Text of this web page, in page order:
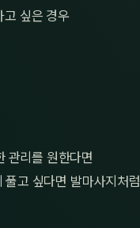
고 싶은 경우
관리를 원한다면
고 싶다면 발마사지처럼